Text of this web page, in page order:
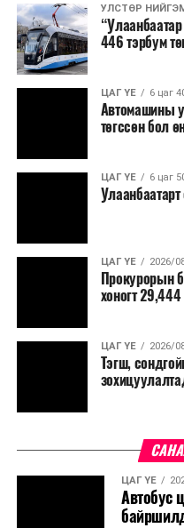
шатахууны зардлыг
“Улаанбаатар трам”
ачаалал буурснаар
шатахууны хэмнэлт
боломжтой гэсэн
үндэслэлд тусгажээ.
Төсөл хэрэгжсэнээр
богиносож, түгжрэлээс
тогтолцоо бүрдэх ач
УЛСТӨР
446 тэрбум
ЦАГ ҮЕ 6 цаг
Автомашины
төгссөн бол
ЦАГ ҮЕ 6 цаг
ЦАГ ҮЕ 2026/
Прокурорын
хоногт 29,444
ЦАГ ҮЕ 2026/
Тэгш,
ЦАГ ҮЕ
Автобус